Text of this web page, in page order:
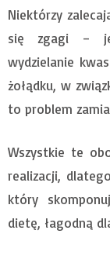
Niektórzy
się zgagi –
wydzielanie
żołądku, w
to problem
Wszystkie te
realizacji,
który
dietę, łagodną